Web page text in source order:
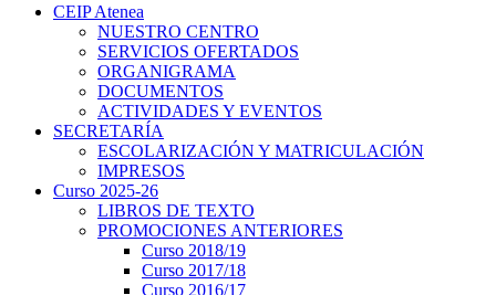
CEIP Atenea
NUESTRO CENTRO
SERVICIOS OFERTADOS
ORGANIGRAMA
DOCUMENTOS
ACTIVIDADES Y EVENTOS
SECRETARÍA
ESCOLARIZACIÓN Y MATRICULACIÓN
IMPRESOS
Curso 2025-26
LIBROS DE TEXTO
PROMOCIONES ANTERIORES
Curso 2018/19
Curso 2017/18
Curso 2016/17